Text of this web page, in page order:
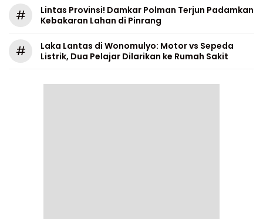
#
Lintas Provinsi! Damkar Polman Terjun Padamkan
Kebakaran Lahan di Pinrang
#
Laka Lantas di Wonomulyo: Motor vs Sepeda
Listrik, Dua Pelajar Dilarikan ke Rumah Sakit